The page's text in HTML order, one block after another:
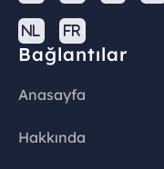
NL FR
Bağlantılar
Anasayfa
Hakkında